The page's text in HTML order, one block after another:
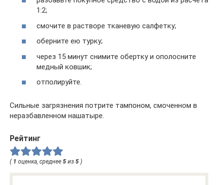
1:2;
смочите в растворе тканевую салфетку;
оберните ею турку;
через 15 минут снимите обертку и ополосните
медный ковшик;
отполируйте.
Сильные загрязнения потрите тампоном, смоченном в
неразбавленном нашатыре.
Рейтинг
( 1 оценка, среднее 5 из 5 )